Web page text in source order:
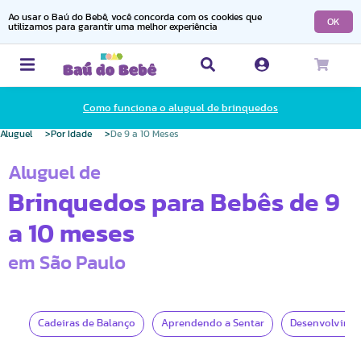
Ao usar o Baú do Bebê, você concorda com os cookies que
utilizamos para garantir uma melhor experiência
OK
Como funciona o aluguel de brinquedos
Aluguel Por Idade De 9 a 10 Meses
Aluguel de
Brinquedos para Bebês de 9
a 10 meses
em São Paulo
Cadeiras de Balanço Aprendendo a Sentar